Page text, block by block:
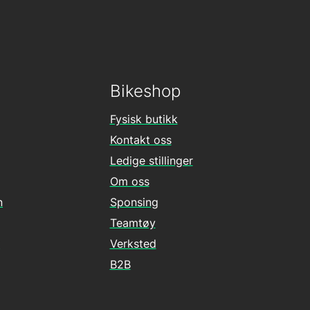
Bikeshop
Fysisk butikk
Kontakt oss
Ledige stillinger
Om oss
Sponsing
Teamtøy
Verksted
B2B